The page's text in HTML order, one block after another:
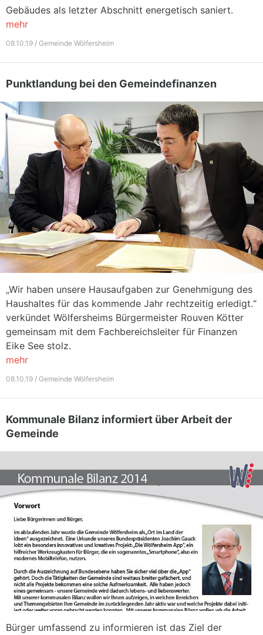
Gebäudes als letzter Abschnitt energetisch saniert.
mehr
08.10.19 / Gemeinde Wölfersheim
Punktlandung bei den Gemeindefinanzen
„Wir haben unsere Hausaufgaben zur Genehmigung des
Haushaltes für das kommende Jahr rechtzeitig erledigt.“
verkündet Wölfersheims Bürgermeister Rouven Kötter
gemeinsam mit dem Fachbereichsleiter für Finanzen
Eike See stolz.
mehr
08.10.19 / Gemeinde Wölfersheim
Kommunale Bilanz informiert über Arbeit der
Gemeinde
Bürger umfassend zu informieren ist das Ziel der